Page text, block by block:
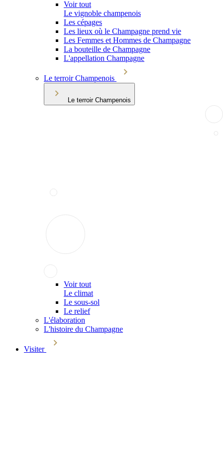
Voir tout
Le vignoble champenois
Les cépages
Les lieux où le Champagne prend vie
Les Femmes et Hommes de Champagne
La bouteille de Champagne
L'appellation Champagne
Le terroir Champenois
Le terroir Champenois
Voir tout
Le climat
Le sous-sol
Le relief
L'élaboration
L'histoire du Champagne
Visiter